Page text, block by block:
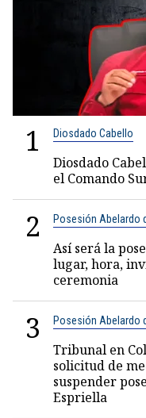
1 Diosdado Cabello
Diosdado
el Comando
2 Posesión Abelardo
Así será la
lugar, hora,
ceremonia
3 Posesión Abelardo
Tribunal en
solicitud de
suspender
Espriella